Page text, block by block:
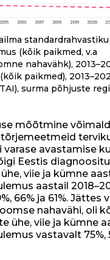
standardrahvastiku
(kõik paikmed, v.a
nahavähk),
paikmed),
surma põhjuste
mõõtmine
avastamise
Eestis
viie ja kümne
aastail
66% ja 61%. Jättes
nahavähi, oli
ühe, viie ja kümne
vastavalt 75%,